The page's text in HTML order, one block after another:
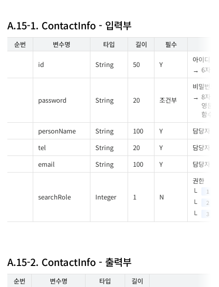
A.15-1. ContactInfo - 입력부
순번 변수명 타입 길이 필수
id String 50 Y
아이디
6자
password String 20 조건부
비밀번호
8자
영문,
함수
personName
String 100 Y
담당자
tel
String 20 Y
담당자
email
String 100 Y 담당자
searchRole Integer 1 N
권한
1
2
3
A.15-2. ContactInfo - 출력부
순번 변수명 타입
길이